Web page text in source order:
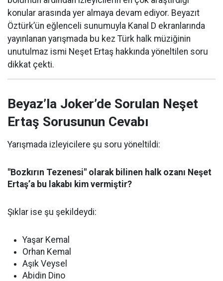
konular arasında yer almaya devam ediyor. Beyazıt
Öztürk’ün eğlenceli sunumuyla Kanal D ekranlarında
yayınlanan yarışmada bu kez Türk halk müziğinin
unutulmaz ismi Neşet Ertaş hakkında yöneltilen soru
dikkat çekti.
Beyaz’la Joker’de Sorulan Neşet
Ertaş Sorusunun Cevabı
Yarışmada izleyicilere şu soru yöneltildi:
"Bozkırın Tezenesi" olarak bilinen halk ozanı Neşet
Ertaş’a bu lakabı kim vermiştir?
Şıklar ise şu şekildeydi:
Yaşar Kemal
Orhan Kemal
Aşık Veysel
Abidin Dino